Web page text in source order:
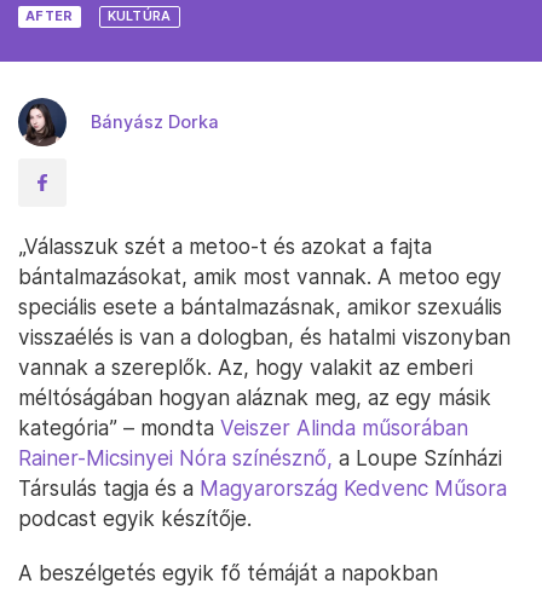
AFTER KULTÚRA
Bányász Dorka
„Válasszuk szét a metoo-t és azokat a fajta
bántalmazásokat, amik most vannak. A metoo egy
speciális esete a bántalmazásnak, amikor szexuális
visszaélés is van a dologban, és hatalmi viszonyban
vannak a szereplők. Az, hogy valakit az emberi
méltóságában hogyan aláznak meg, az egy másik
kategória” – mondta Veiszer Alinda műsorában
Rainer-Micsinyei Nóra színésznő, a Loupe Színházi
Társulás tagja és a Magyarország Kedvenc Műsora
podcast egyik készítője.
A beszélgetés egyik fő témáját a napokban